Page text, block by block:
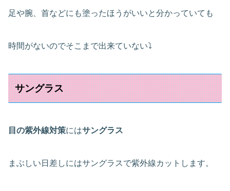
足や腕、首などにも塗ったほうがいいと分かっていても
時間がないのでそこまで出来ていない⤵
サングラス
目の紫外線対策にはサングラス
まぶしい日差しにはサングラスで紫外線カットします。